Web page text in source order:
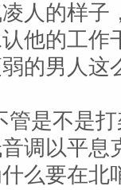
人的样子
他的工作
的男人这
管是不是
调以平息
么要在北